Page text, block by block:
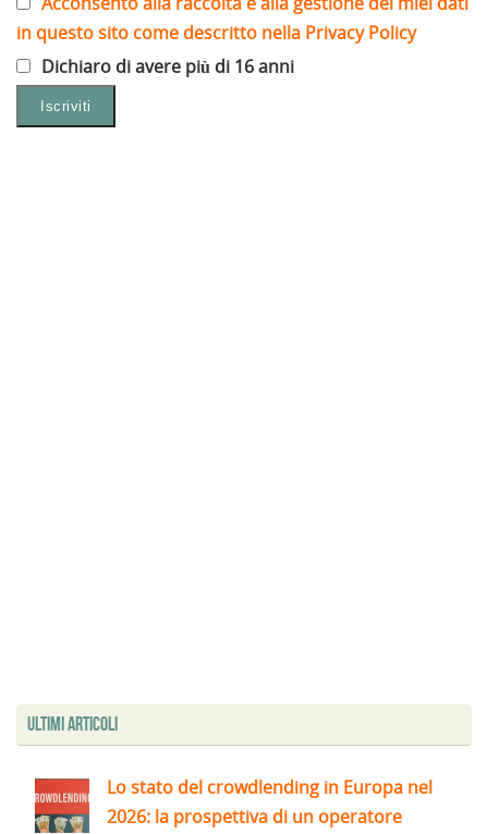
in questo sito come descritto nella Privacy Policy
Dichiaro di avere più di 16 anni
Ultimi articoli
Lo stato del crowdlending in Europa nel
2026: la prospettiva di un operatore